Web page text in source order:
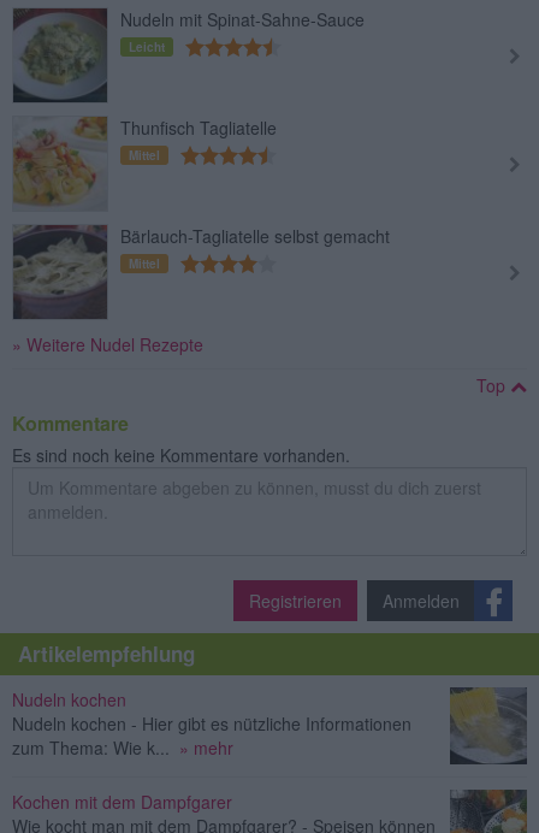
Nudeln mit Spinat-Sahne-Sauce
Leicht
Thunfisch Tagliatelle
Mittel
Bärlauch-Tagliatelle selbst gemacht
Mittel
» Weitere Nudel Rezepte
Top
Kommentare
Es sind noch keine Kommentare vorhanden.
Registrieren Anmelden
Artikelempfehlung
Nudeln kochen
Nudeln kochen - Hier gibt es nützliche Informationen
zum Thema: Wie k...
» mehr
Kochen mit dem Dampfgarer
Wie kocht man mit dem Dampfgarer? - Speisen können